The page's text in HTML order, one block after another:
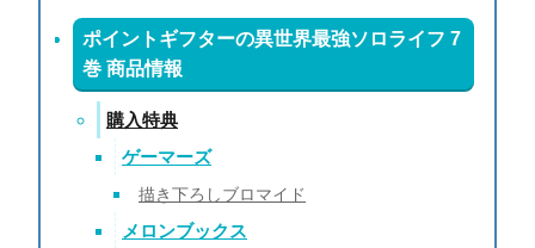
ポイントギフターの異世界最強ソロライフ 7
巻 商品情報
購入特典
ゲーマーズ
描き下ろしブロマイド
メロンブックス